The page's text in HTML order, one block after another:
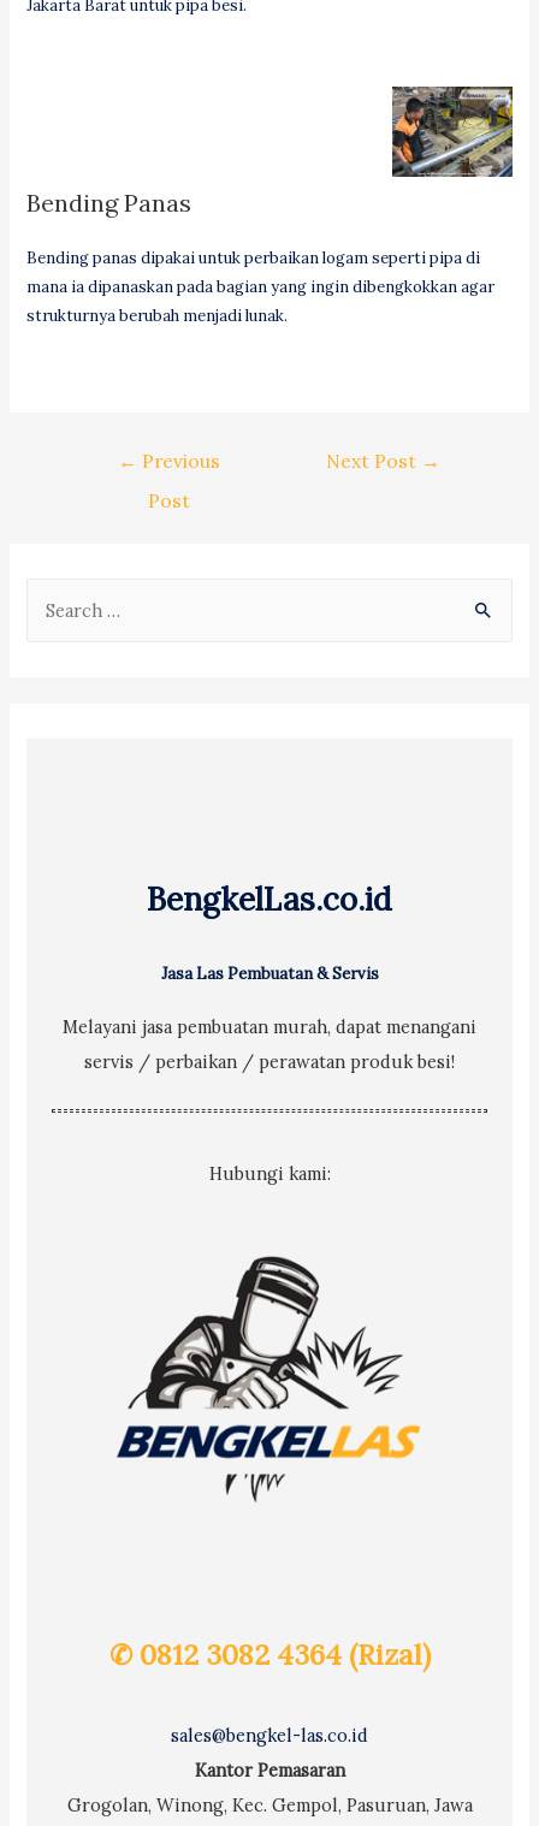
Jakarta Barat untuk pipa besi.
Bending Panas
Bending panas dipakai untuk perbaikan logam seperti pipa di
mana ia dipanaskan pada bagian yang ingin dibengkokkan agar
strukturnya berubah menjadi lunak.
← Previous
Post
Next Post →
BengkelLas.co.id
Jasa Las Pembuatan & Servis
Melayani jasa pembuatan murah, dapat menangani
servis / perbaikan / perawatan produk besi!
Hubungi kami:
✆ 0812 3082 4364 (Rizal)
sales@bengkel-las.co.id
Kantor Pemasaran
Grogolan, Winong, Kec. Gempol, Pasuruan, Jawa